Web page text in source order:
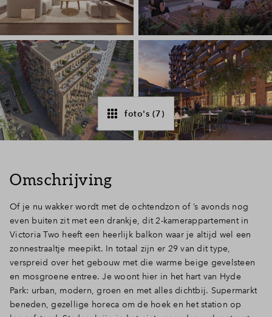
Inloggen
foto's (7)
Omschrijving
Of je nu wakker wordt met de ochtendzon of ’s avonds nog
even buiten zit met een drankje, dit 2-kamerappartement in
Victoria Two heeft een heerlijk balkon waar je altijd wel een
zonnestraaltje meepikt. In totaal zijn er 29 van dit type,
verspreid over het gebouw met die warme beige gevelsteen
en mosgroene entree. Je woont hier in het hart van Hyde
Park: urban, modern, groen en met alles dichtbij. Supermarkt
beneden, gezellige horeca om de hoek en het station op